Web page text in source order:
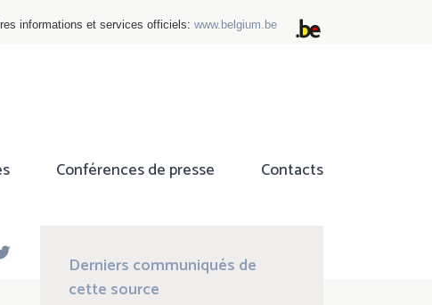
informations et services officiels: www.belgium.be
Conférences de presse Contacts
Derniers communiqués de
cette source